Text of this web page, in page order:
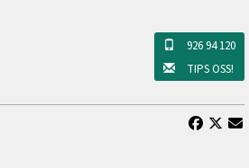
926 94 120
TIPS OSS!